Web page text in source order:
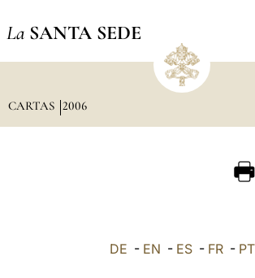
La SANTA SEDE
CARTAS 2006
DE - EN - ES- FR- PT